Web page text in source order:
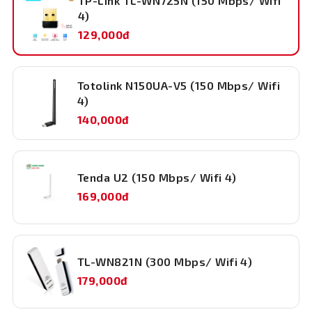
Độ ẩm lưu
5%~90%
thước
18.6mm x 15mm x 7.1mm
4)
129,000đ
Totolink N150UA-V5 (150 Mbps/ Wifi
4)
140,000đ
Tenda U2 (150 Mbps/ Wifi 4)
169,000đ
TL-WN821N (300 Mbps/ Wifi 4)
179,000đ